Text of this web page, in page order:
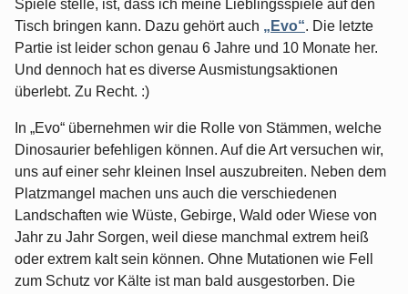
Spiele stelle, ist, dass ich meine Lieblingsspiele auf den
Tisch bringen kann. Dazu gehört auch „Evo“. Die letzte
Partie ist leider schon genau 6 Jahre und 10 Monate her.
Und dennoch hat es diverse Ausmistungsaktionen
überlebt. Zu Recht. :)
In „Evo“ übernehmen wir die Rolle von Stämmen, welche
Dinosaurier befehligen können. Auf die Art versuchen wir,
uns auf einer sehr kleinen Insel auszubreiten. Neben dem
Platzmangel machen uns auch die verschiedenen
Landschaften wie Wüste, Gebirge, Wald oder Wiese von
Jahr zu Jahr Sorgen, weil diese manchmal extrem heiß
oder extrem kalt sein können. Ohne Mutationen wie Fell
zum Schutz vor Kälte ist man bald ausgestorben. Die